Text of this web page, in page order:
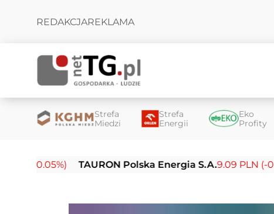
REDAKCJAREKLAMA
Strefa
Miedzi
Strefa
Energii
Eko
Profity
TAURON Polska Energia S.A.9.09 PLN (-0.14%)